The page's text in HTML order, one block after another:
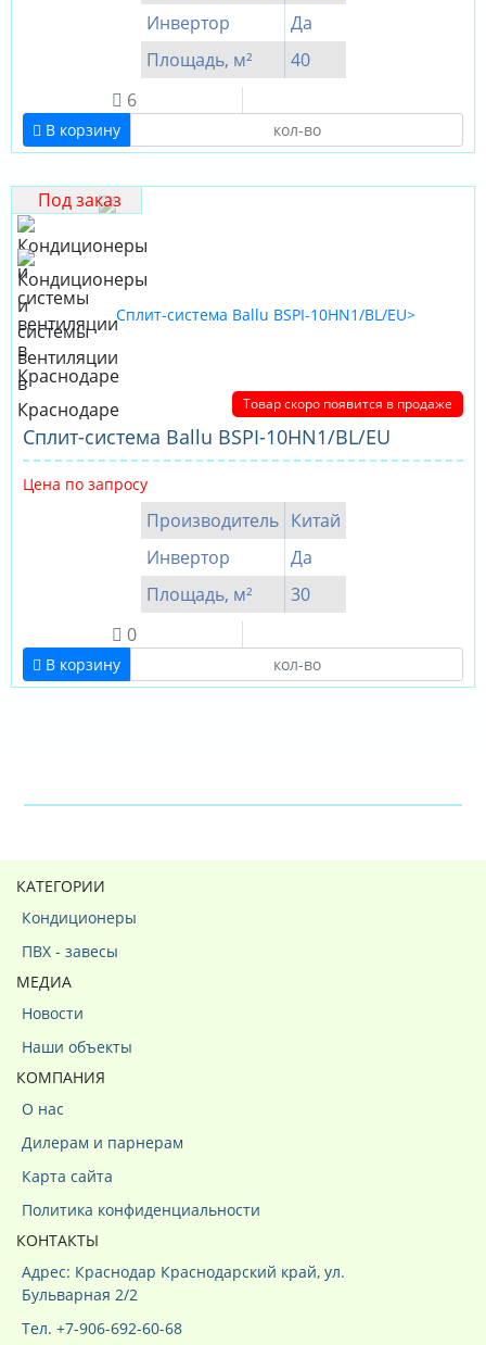
Инвертор
Да
Площадь, м²
40
6
В корзину
Под заказ
Товар скоро появится в продаже
Сплит-система Ballu BSPI-10HN1/BL/EU
Цена по запросу
Производитель Китай
Инвертор
Да
Площадь, м²
30
0
В корзину
КАТЕГОРИИ
Кондиционеры
ПВХ - завесы
МЕДИА
Новости
Наши объекты
КОМПАНИЯ
О нас
Дилерам и парнерам
Карта сайта
Политика конфиденциальности
КОНТАКТЫ
Адрес: Краснодар Краснодарский край, ул.
Бульварная 2/2
Тел. +7-906-692-60-68